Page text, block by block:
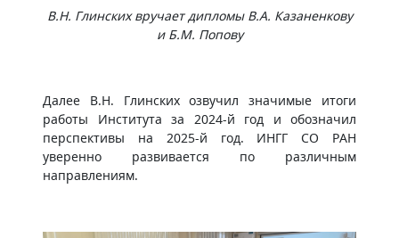
В.Н. Глинских вручает дипломы В.А. Казаненкову
и Б.М. Попову
Далее В.Н. Глинских озвучил значимые итоги
работы Института за 2024-й год и обозначил
перспективы на 2025-й год. ИНГГ СО РАН
уверенно развивается по различным
направлениям.